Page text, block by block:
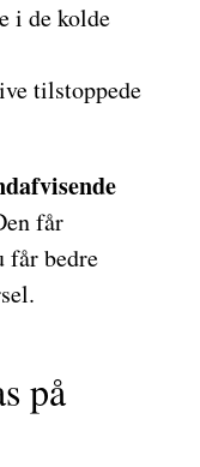
i de kolde
tilstoppede
får
får bedre
på